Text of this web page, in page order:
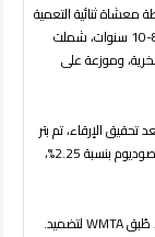
معشاة ثنائية التعمية
على أطفال متعاونين تتراوح أعمارهم بين 8-10 سنوات، شملت
نخرية، وموزعة على
الإرقاء، تم بتر
اللب التاجي باستخدام هلام هيبوكلوريت الصوديوم بنسبة 2.25%،
طُبقWMTAلتضميد.